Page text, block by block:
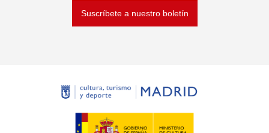
Suscríbete a nuestro boletín